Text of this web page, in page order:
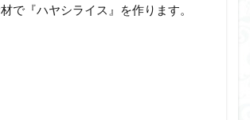
で『ハヤシライス』を作ります。